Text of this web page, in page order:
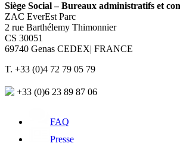
Siège Social – Bureaux administratifs et
ZAC EverEst Parc
2 rue Barthélemy Thimonnier
CS 30051
69740 Genas CEDEX| FRANCE
T. +33 (0)4 72 79 05 79
+33 (0)6 23 89 87 06
FAQ
Presse